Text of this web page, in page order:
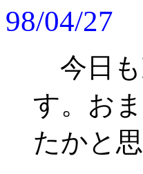
98/04/27
今日も
す。お
たかと